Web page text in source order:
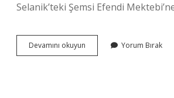
Selanik’teki Şemsi Efendi
Devamını okuyun
Ortaokula
Yorum Bırak